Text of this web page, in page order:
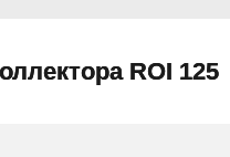
ROI 125